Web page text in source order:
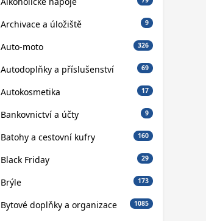
Archivace a úložiště 9
Auto-moto 326
Autodoplňky a příslušenství 69
Autokosmetika 17
Bankovnictví a účty 9
Batohy a cestovní kufry 160
Black Friday 29
Brýle 173
Bytové doplňky a organizace 1085